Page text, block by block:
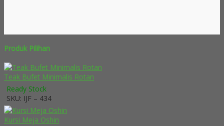
Produk Pilihan
Teak Bufet Minimalis Rotan
Ready Stock
SKU: IJF – 434
Kursi Meja Oshin